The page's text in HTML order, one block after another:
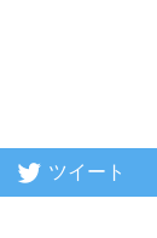
ツイート